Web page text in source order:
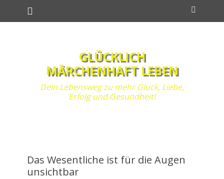
Inhalt
Primäres Menü
GLÜCKLICH
MÄRCHENHAFT LEBEN
Dein Lebensweg zu mehr Glück, Liebe,
Erfolg und Gesundheit!
Das Wesentliche ist für die Augen
unsichtbar